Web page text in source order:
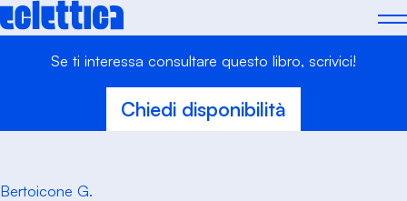
Skip
to
Se ti interessa consultare questo libro, scrivici!
Chiedi disponibilità
Bertoicone G.